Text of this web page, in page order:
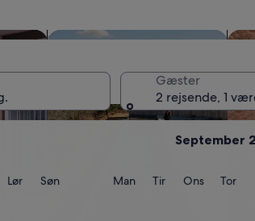
LørLørdag
SønSøndag
September
ManMandag
TirTirsdag
OnsOnsdag
Tor
Gæster
2 rejsende, 1
overnatningssteder
Søg efter overnatningssteder med
Søg